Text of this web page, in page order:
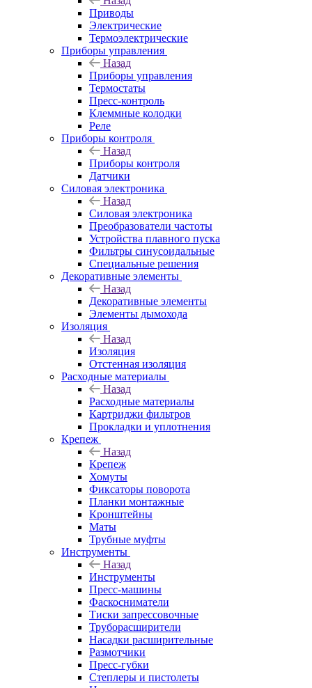
Приводы
Электрические
Термоэлектрические
Приборы управления
Назад
Приборы управления
Термостаты
Пресс-контроль
Клеммные колодки
Реле
Приборы контроля
Назад
Приборы контроля
Датчики
Силовая электроника
Назад
Силовая электроника
Преобразователи частоты
Устройства плавного пуска
Фильтры синусоидальные
Специальные решения
Декоративные элементы
Назад
Декоративные элементы
Элементы дымохода
Изоляция
Назад
Изоляция
Отстенная изоляция
Расходные материалы
Назад
Расходные материалы
Картриджи фильтров
Прокладки и уплотнения
Крепеж
Назад
Крепеж
Хомуты
Фиксаторы поворота
Планки монтажные
Кронштейны
Маты
Трубные муфты
Инструменты
Назад
Инструменты
Пресс-машины
Фаскосниматели
Тиски запрессовочные
Труборасширители
Насадки расширительные
Размотчики
Пресс-губки
Степлеры и пистолеты